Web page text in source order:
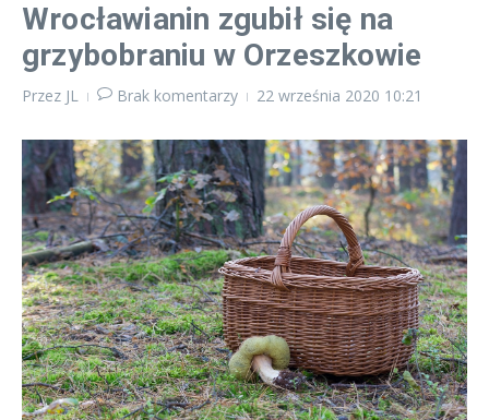
Wrocławianin zgubił się na
grzybobraniu w Orzeszkowie
Przez JL Brak komentarzy 22 września 2020 10:21